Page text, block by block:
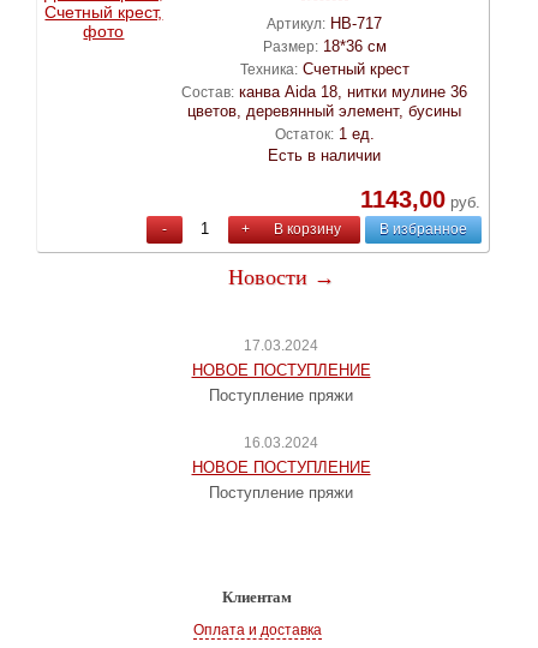
Артикул: НВ-717
Размер: 18*36 см
Техника: Счетный крест
Состав: канва Aida 18, нитки мулине 36
цветов, деревянный элемент, бусины
Остаток: 1 ед.
Есть в наличии
1143,00руб.
- + В корзину В избранное
Новости →
17.03.2024
НОВОЕ ПОСТУПЛЕНИЕ
Поступление пряжи
16.03.2024
НОВОЕ ПОСТУПЛЕНИЕ
Поступление пряжи
Клиентам
Оплата и доставка